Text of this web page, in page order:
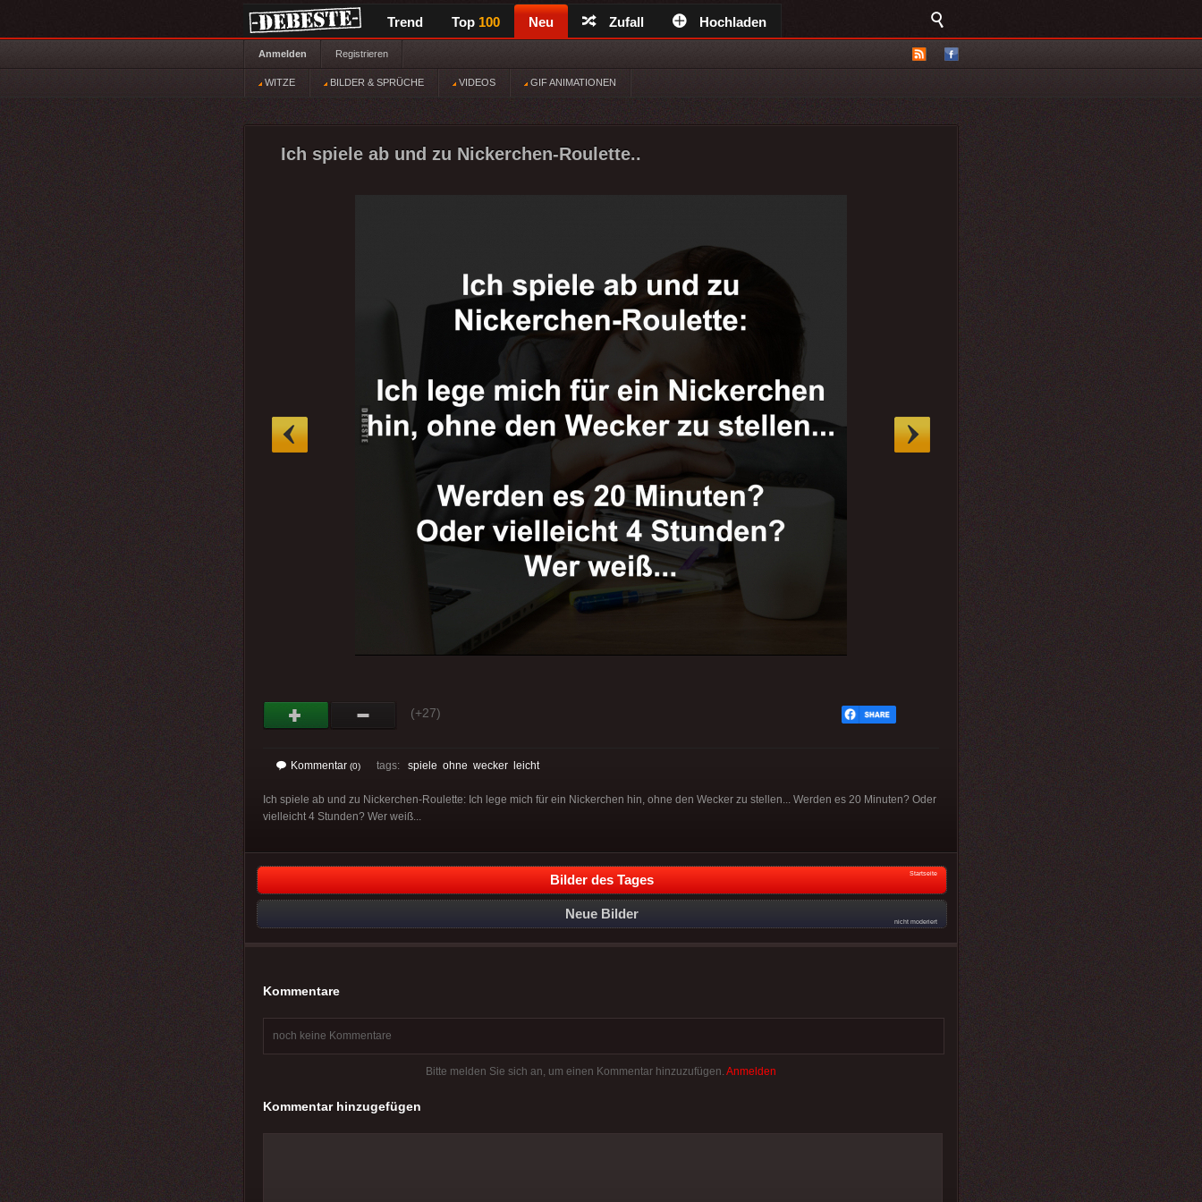
Trend Top 100 Neu Zufall Hochladen
Anmelden Registrieren
WITZE BILDER & SPRÜCHE VIDEOS GIF ANIMATIONEN
Ich spiele ab und zu Nickerchen-Roulette..
(+27)
Kommentar (0) tags: spiele ohne wecker leicht
Ich spiele ab und zu Nickerchen-Roulette: Ich lege mich für ein Nickerchen hin, ohne den Wecker zu stellen... Werden es 20 Minuten? Oder
vielleicht 4 Stunden? Wer weiß...
Bilder des Tages Startseite
Neue Bilder
nicht moderiert
Kommentare
noch keine Kommentare
Bitte melden Sie sich an, um einen Kommentar hinzuzufügen. Anmelden
Kommentar hinzugefügen